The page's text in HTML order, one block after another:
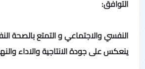
التوافق:
النفسي والاجتماعي و التمتع بالصحة
ينعكس على جودة الانتاجية والاداء